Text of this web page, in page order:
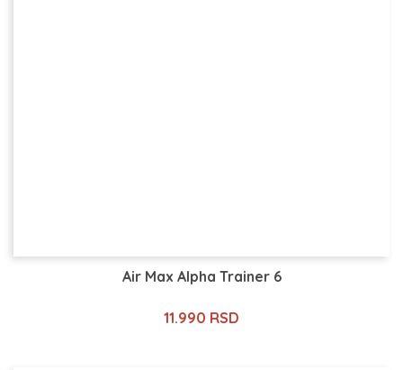
Air Max Alpha Trainer 6
11.990 RSD